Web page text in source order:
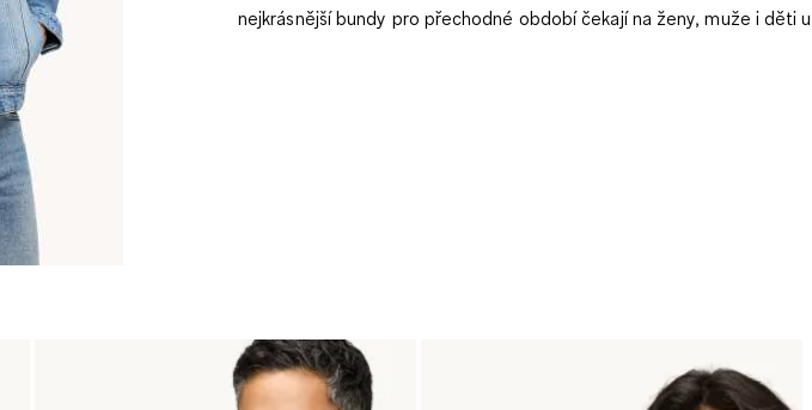
nejkrásnější bundy pro přechodné období čekají na ženy, muže i děti